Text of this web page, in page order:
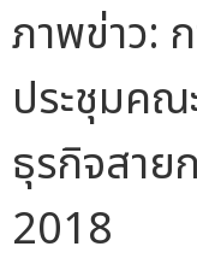
ภาพข่าว:
ประชุมคณ
ธุรกิจสาย
2018